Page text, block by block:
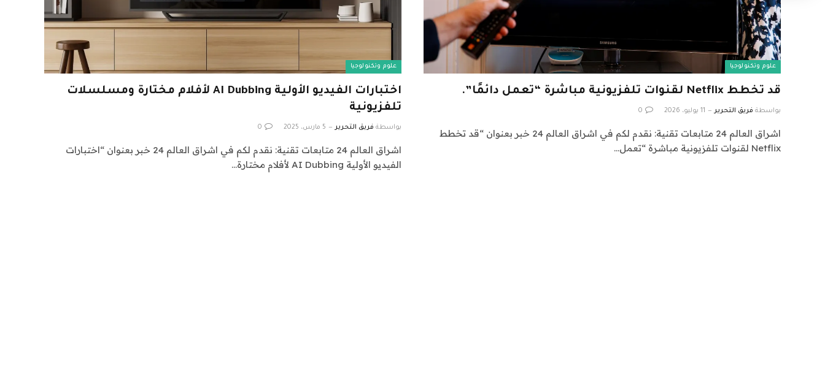
علوم وتكنولوجيا
قد تخطط Netflix لقنوات تلفزيونية مباشرة “تعمل دائمًا”.
بواسطة فريق التحرير 11 يوليو، 2026 0
اشراق العالم 24 متابعات تقنية: نقدم لكم في اشراق العالم 24 خبر بعنوان “قد تخطط
Netflix لقنوات تلفزيونية مباشرة “تعمل…
علوم وتكنولوجيا
اختبارات الفيديو الأولية AI Dubbing لأفلام مختارة ومسلسلات
تلفزيونية
بواسطة فريق التحرير 5 مارس، 2025 0
اشراق العالم 24 متابعات تقنية: نقدم لكم في اشراق العالم 24 خبر بعنوان “اختبارات
الفيديو الأولية AI Dubbing لأفلام مختارة…